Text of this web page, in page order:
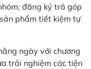
đăng ký trả góp
phẩm tiết kiệm tự
ngày với chương
trải nghiệm các tiện